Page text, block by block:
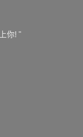
你! "